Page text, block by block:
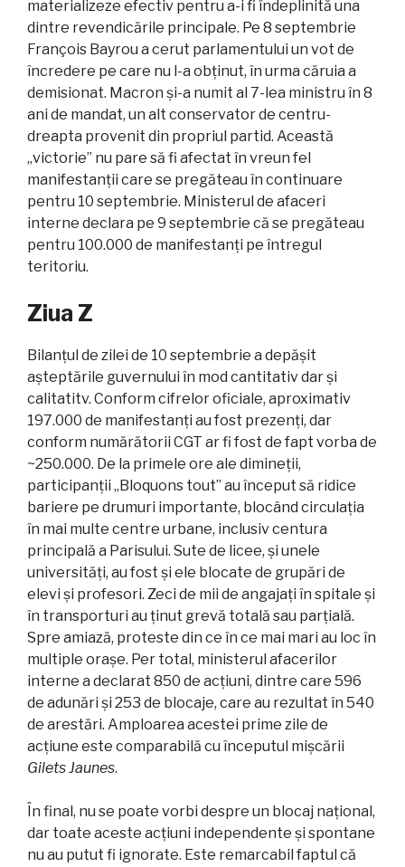
materializeze efectiv pentru a-i fi îndeplinită una
dintre revendicările principale. Pe 8 septembrie
François Bayrou a cerut parlamentului un vot de
încredere pe care nu l-a obținut, în urma căruia a
demisionat. Macron și-a numit al 7-lea ministru în 8
ani de mandat, un alt conservator de centru-
dreapta provenit din propriul partid. Această
„victorie” nu pare să fi afectat în vreun fel
manifestanții care se pregăteau în continuare
pentru 10 septembrie. Ministerul de afaceri
interne declara pe 9 septembrie că se pregăteau
pentru 100.000 de manifestanți pe întregul
teritoriu.
Ziua Z
Bilanțul de zilei de 10 septembrie a depășit
așteptările guvernului în mod cantitativ dar și
calitatitv. Conform cifrelor oficiale, aproximativ
197.000 de manifestanți au fost prezenți, dar
conform numărătorii CGT ar fi fost de fapt vorba de
~250.000. De la primele ore ale dimineții,
participanții „Bloquons tout” au început să ridice
bariere pe drumuri importante, blocând circulația
în mai multe centre urbane, inclusiv centura
principală a Parisului. Sute de licee, și unele
universități, au fost și ele blocate de grupări de
elevi și profesori. Zeci de mii de angajați în spitale și
în transporturi au ținut grevă totală sau parțială.
Spre amiază, proteste din ce în ce mai mari au loc în
multiple orașe. Per total, ministerul afacerilor
interne a declarat 850 de acțiuni, dintre care 596
de adunări și 253 de blocaje, care au rezultat în 540
de arestări. Amploarea acestei prime zile de
acțiune este comparabilă cu începutul mișcării
Gilets Jaunes.
În final, nu se poate vorbi despre un blocaj național,
dar toate aceste acțiuni independente și spontane
nu au putut fi ignorate. Este remarcabil faptul că